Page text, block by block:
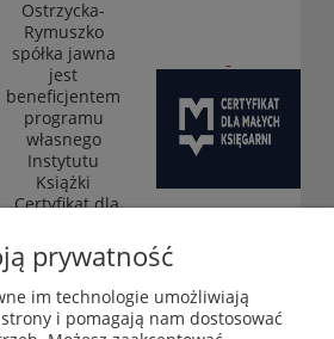
Ostrzycka-
Rymuszko
spółka jawna
jest
beneficjentem
programu
własnego
Instytutu
Książki
„Certyfikat dla
księgarni”
(edycja 2025-
2026)
prywatność
im technologie umożliwiają
i pomagają nam dostosować